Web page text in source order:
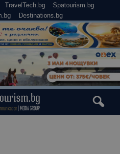
TravelTech.bg
Spatourism.bg
Destinations.bg